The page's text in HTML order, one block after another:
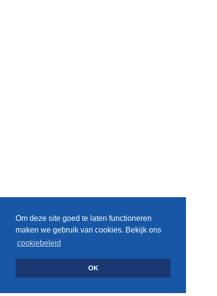
Om deze site goed te laten functioneren
maken we gebruik van cookies. Bekijk ons
cookiebeleid
OK